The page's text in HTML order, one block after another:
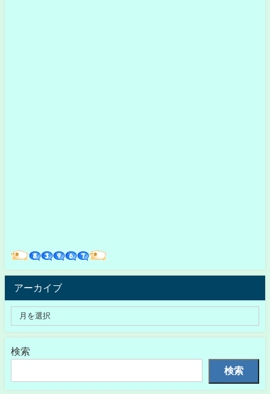
アーカイブ
検索
検索